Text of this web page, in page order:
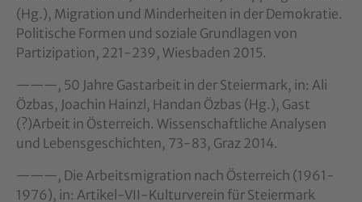
(Hg.), Migration und Minderheiten in der Demokratie.
Politische Formen und soziale Grundlagen von
Partizipation, 221-239, Wiesbaden 2015.
———, 50 Jahre Gastarbeit in der Steiermark, in: Ali
Özbas, Joachin Hainzl, Handan Özbas (Hg.), Gast
(?)Arbeit in Österreich. Wissenschaftliche Analysen
und Lebensgeschichten, 73-83, Graz 2014.
———, Die Arbeitsmigration nach Österreich (1961-
1976), in: Artikel-VII-Kulturverein für Steiermark